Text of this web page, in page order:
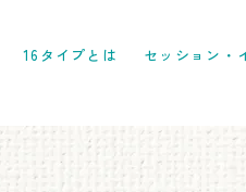
16タイプとは セッション・